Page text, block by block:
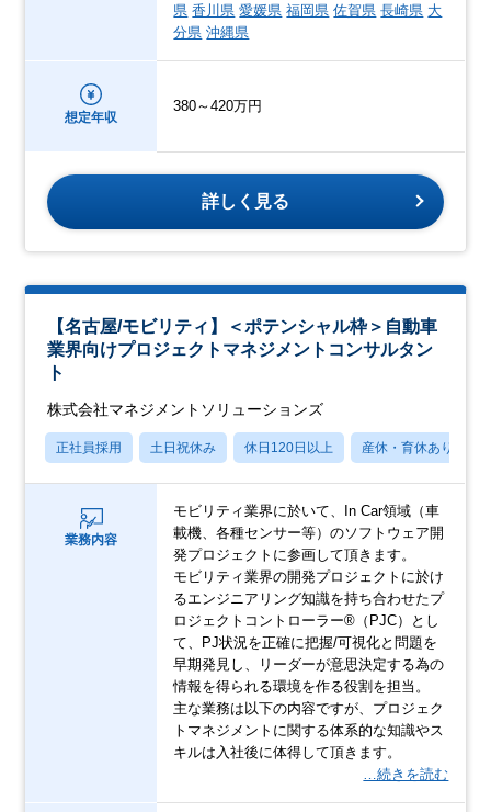
県 香川県 愛媛県 福岡県 佐賀県 長崎県 大
分県 沖縄県
想定年収
380～420万円
詳しく見る
【名古屋/モビリティ】＜ポテンシャル枠＞自動車
業界向けプロジェクトマネジメントコンサルタン
ト
株式会社マネジメントソリューションズ
正社員採用 土日祝休み 休日120日以上 産休・育休あり
業務内容
モビリティ業界に於いて、In Car領域（車
載機、各種センサー等）のソフトウェア開
発プロジェクトに参画して頂きます。
モビリティ業界の開発プロジェクトに於け
るエンジニアリング知識を持ち合わせたプ
ロジェクトコントローラー®（PJC）とし
て、PJ状況を正確に把握/可視化と問題を
早期発見し、リーダーが意思決定する為の
情報を得られる環境を作る役割を担当。
主な業務は以下の内容ですが、プロジェク
トマネジメントに関する体系的な知識やス
キルは入社後に体得して頂きます。
…続きを読む